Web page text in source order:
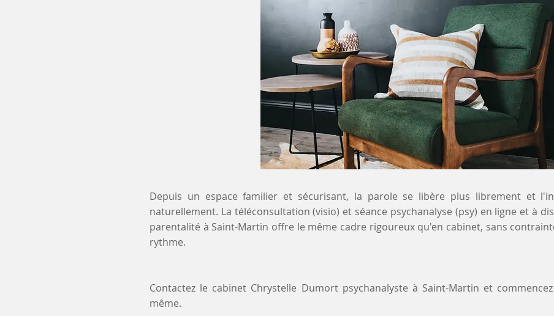
Depuis un espace familier et sécurisant, la parole se libère plus librement et
naturellement. La téléconsultation (visio) et séance psychanalyse (psy) en ligne et à
parentalité à Saint-Martin offre le même cadre rigoureux qu'en cabinet, sans
rythme.
Contactez le cabinet Chrystelle Dumort psychanalyste à Saint-Martin et
même.